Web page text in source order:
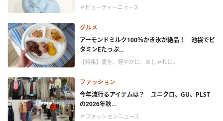
＃ビューティーニュース
グルメ
アーモンドミルク100％かき氷が絶品！ 池袋でビ
タミンEたっぷ...
【特集】夏を、軽やかに、おしゃれに。
ファッション
今年流行るアイテムは？ ユニクロ、GU、PLST
の2026年秋...
＃ファッションニュース